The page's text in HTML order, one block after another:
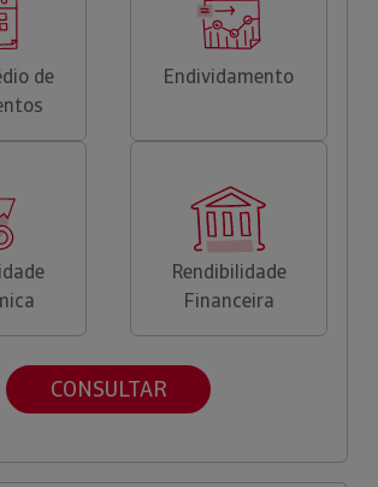
de
Endividamento
Rendibilidade
Financeira
CONSULTAR